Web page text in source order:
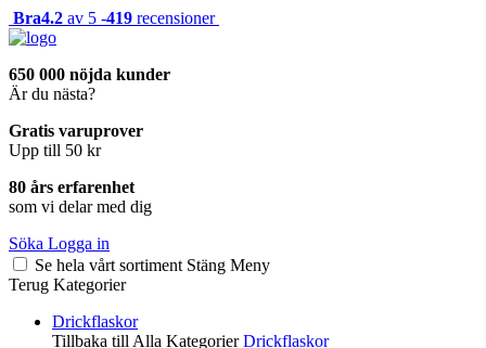
Bra4.2 av 5 -419 recensioner
650 000 nöjda kunder
Är du nästa?
Gratis varuprover
Upp till 50 kr
80 års erfarenhet
som vi delar med dig
Söka Logga in
Se hela vårt sortiment Stäng Meny
Terug Kategorier
Drickflaskor
Tillbaka till Alla Kategorier Drickflaskor